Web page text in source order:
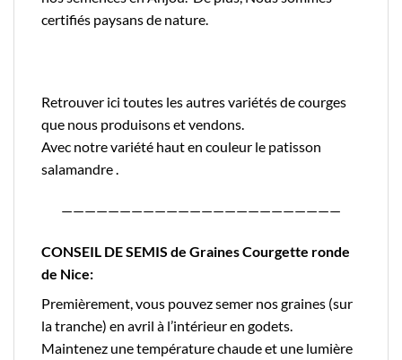
certifiés paysans de nature.
Retrouver ici toutes les autres variétés de courges
que nous produisons et vendons.
Avec notre variété haut en couleur le patisson
salamandre.
————————————————————————
CONSEIL DE SEMIS de Graines Courgette ronde
de Nice:
Premièrement, vous pouvez semer nos graines (sur
la tranche) en avril à l’intérieur en godets.
Maintenez une température chaude et une lumière